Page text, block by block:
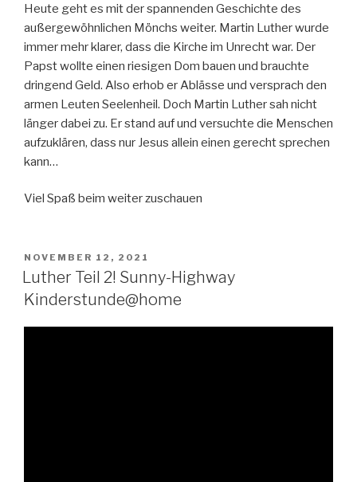
Heute geht es mit der spannenden Geschichte des
außergewöhnlichen Mönchs weiter. Martin Luther wurde
immer mehr klarer, dass die Kirche im Unrecht war. Der
Papst wollte einen riesigen Dom bauen und brauchte
dringend Geld. Also erhob er Ablässe und versprach den
armen Leuten Seelenheil. Doch Martin Luther sah nicht
länger dabei zu. Er stand auf und versuchte die Menschen
aufzuklären, dass nur Jesus allein einen gerecht sprechen
kann…
Viel Spaß beim weiter zuschauen
VERÖFFENTLICHT
AM
NOVEMBER 12, 2021
Luther Teil 2! Sunny-Highway
Kinderstunde@home